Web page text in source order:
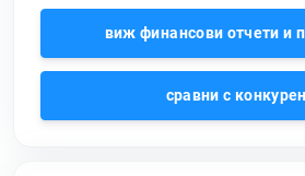
виж финансови отчети и
сравни с